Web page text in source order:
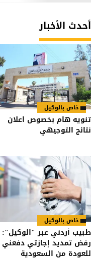
أحدث الأخبار
خاص بالوكيل
تنويه هام بخصوص اعلان
نتائج التوجيهي
خاص بالوكيل
طبيب أردني عبر "الوكيل":
رفض تمديد إجازتي دفعني
للعودة من السعودية